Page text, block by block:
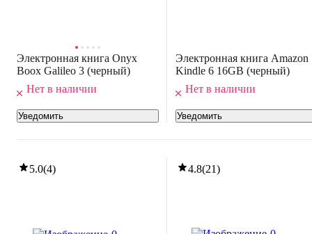
Электронная книга Onyx
Boox Galileo 3 (черный)
Нет в наличии
Уведомить
Электронная книга Amazon
Kindle 6 16GB (черный)
Нет в наличии
Уведомить
5.0(4) 4.8(21)